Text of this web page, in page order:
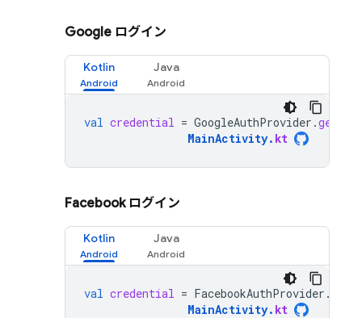
Google ログイン
Kotlin Java
val credential = GoogleAuthProvider .
MainActivity. kt
Facebook ログイン
Kotlin Java
val credential = FacebookAuthProvider .
MainActivity. kt